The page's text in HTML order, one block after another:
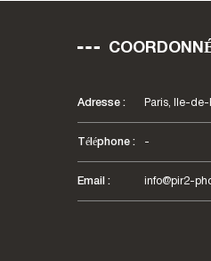
Adresse : Paris, Ile-
Téléphone : -
Email : info@pir2-